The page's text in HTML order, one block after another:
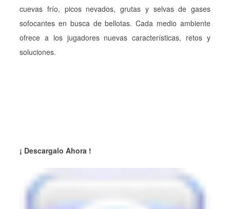
cuevas frío, picos nevados, grutas y selvas de gases
sofocantes en busca de bellotas. Cada medio ambiente
ofrece a los jugadores nuevas características, retos y
soluciones.
¡ Descargalo Ahora !